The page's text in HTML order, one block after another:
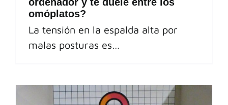
omóplatos?
La tensión en la espalda alta por
malas posturas es…